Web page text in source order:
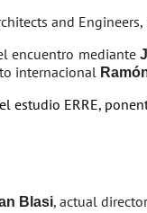
encuentro mediante
internacional
Blasi, actual